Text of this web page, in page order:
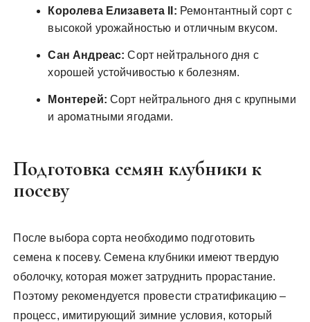
Королева Елизавета II: Ремонтантный сорт с
высокой урожайностью и отличным вкусом.
Сан Андреас: Сорт нейтрального дня с
хорошей устойчивостью к болезням.
Монтерей: Сорт нейтрального дня с крупными
и ароматными ягодами.
Подготовка семян клубники к
посеву
После выбора сорта необходимо подготовить
семена к посеву. Семена клубники имеют твердую
оболочку, которая может затруднить прорастание.
Поэтому рекомендуется провести стратификацию –
процесс, имитирующий зимние условия, который